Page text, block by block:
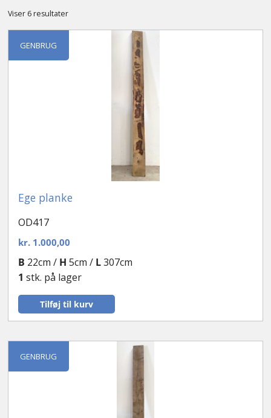
Kontakt
Viser 6 resultaterSorteret
GENBRUG
Ege planke
OD417
kr.1.000,00
Tilføj til kurv
B 22cm / H 5cm / L307cm
1 stk. på lager
GENBRUG